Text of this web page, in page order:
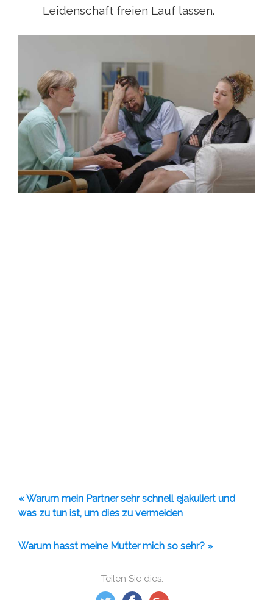
Teilen Sie dies:
Leidenschaft freien Lauf lassen.
« Warum mein Partner sehr schnell ejakuliert und
was zu tun ist, um dies zu vermeiden
Warum hasst meine Mutter mich so sehr? »